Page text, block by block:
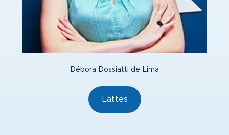
Débora Dossiatti de Lima
Lattes